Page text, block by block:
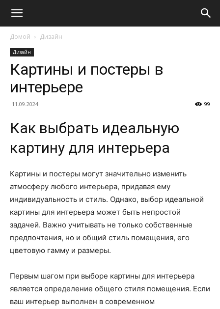
Домой Дизайн
Дизайн
Картины и постеры в
интерьере
11.09.2024 99
Как выбрать идеальную
картину для интерьера
Картины и постеры могут значительно изменить
атмосферу любого интерьера, придавая ему
индивидуальность и стиль. Однако, выбор идеальной
картины для интерьера может быть непростой
задачей. Важно учитывать не только собственные
предпочтения, но и общий стиль помещения, его
цветовую гамму и размеры.
Первым шагом при выборе картины для интерьера
является определение общего стиля помещения. Если
ваш интерьер выполнен в современном